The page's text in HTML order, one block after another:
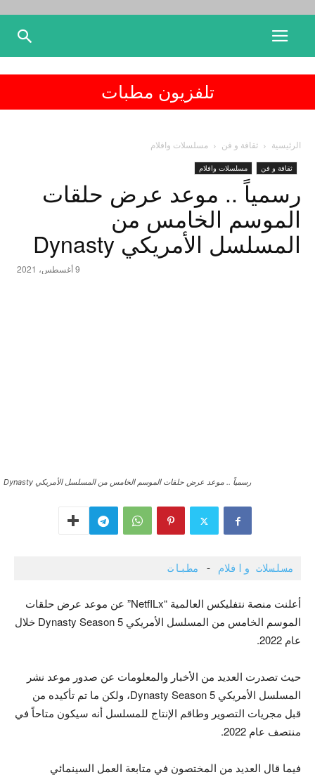
تلفزيون مطبات
الرئيسية ثقافة و فن مسلسلات وافلام
ثقافة و فن مسلسلات وافلام
رسمياً .. موعد عرض حلقات
الموسم الخامس من
المسلسل الأمريكي Dynasty
9 أغسطس، 2021
رسمياً .. موعد عرض حلقات الموسم الخامس من المسلسل الأمريكي Dynasty
مسلسلات وافلام - مطبات
أعلنت منصة نتفليكس العالمية “NetfILx” عن موعد عرض حلقات
الموسم الخامس من المسلسل الأمريكي Dynasty Season 5 خلال
عام 2022.
حيث تصدرت العديد من الأخبار والمعلومات عن صدور موعد نشر
المسلسل الأمريكي Dynasty Season 5، ولكن ما تم تأكيده من
قبل مجريات التصوير وطاقم الإنتاج للمسلسل أنه سيكون متاحاً في
منتصف عام 2022.
فيما قال العديد من المختصون في متابعة العمل السينمائي